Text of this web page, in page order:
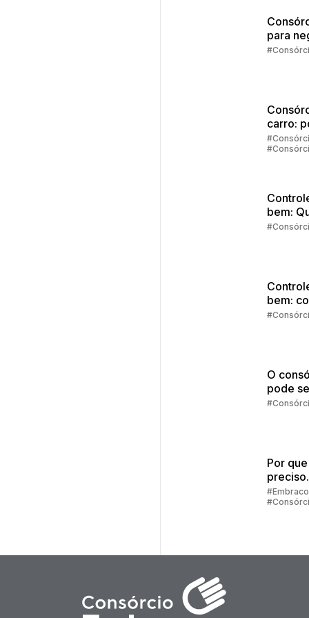
para
carro:
vale a
bem:
melhor
bem:
O
pode
melhor
Por
preciso
alguns